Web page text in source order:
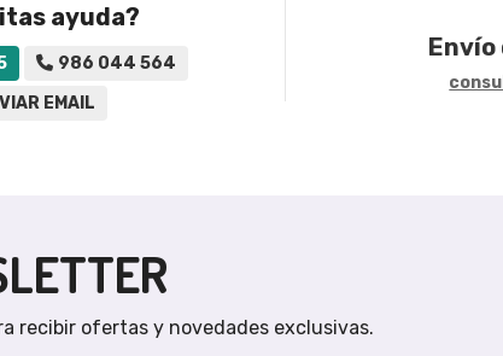
ayuda?
986 044 564
EMAIL
Envío
recibir ofertas y novedades exclusivas.